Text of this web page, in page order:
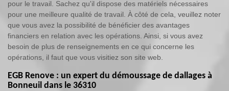
pour le travail. Sachez qu'il dispose des matériels nécessaires
pour une meilleure qualité de travail. À côté de cela, veuillez noter
que vous avez la possibilité de bénéficier des avantages
financiers en relation avec les opérations. Ainsi, si vous avez
besoin de plus de renseignements en ce qui concerne les
opérations, il faut que vous visitiez son site web.
EGB Renove : un expert du démoussage de dallages à
Bonneuil dans le 36310